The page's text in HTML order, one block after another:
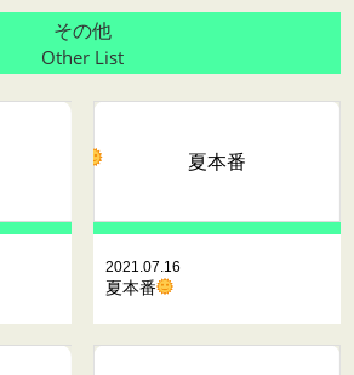
その他
Other List
夏本番
2021.07.16
夏本番